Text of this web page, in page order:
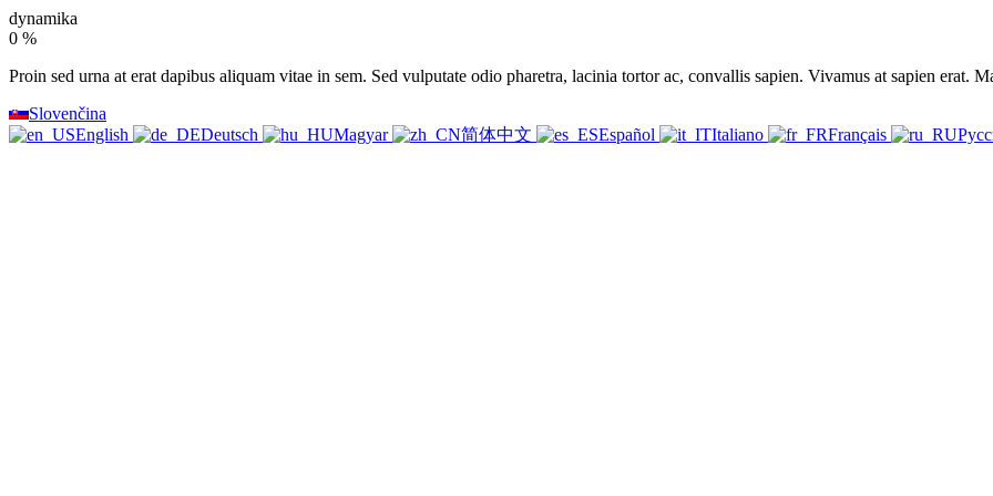
dynamika
0 %
Proin sed urna at erat dapibus aliquam vitae in sem. Sed vulputate odio pharetra, lacinia tortor ac, convallis sapien. Vivamus at sapien erat.
Slovenčina
English
Deutsch Magyar 简体中文 Español Italiano Français